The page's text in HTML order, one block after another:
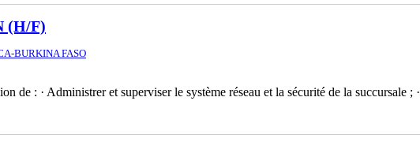
(H/F)
BURKINA FASO
de : · Administrer et superviser le système réseau et la sécurité de la succursale ; ·